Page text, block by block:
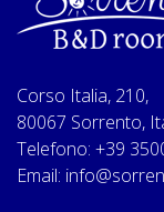
Corso Italia, 210,
80067 Sorrento,
Telefono: +39
Email: